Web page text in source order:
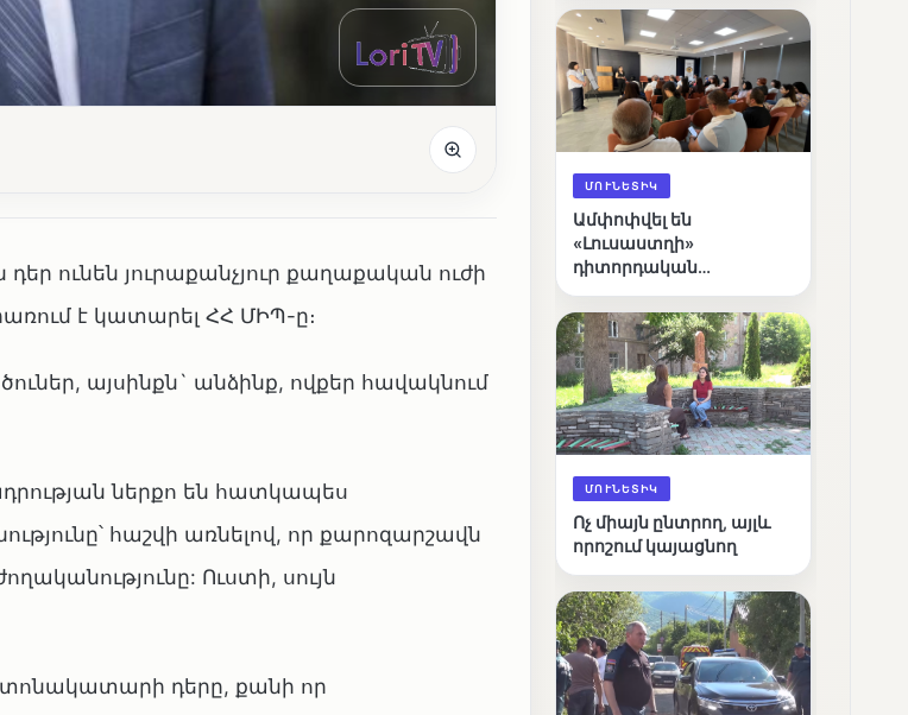
ունեն յուրաքանչյուր քաղաքական ուժի
է կատարել ՀՀ ՄԻՊ-ը։
այսինքն` անձինք, ովքեր հավակնում
ներքո են հատկապես
հաշվի առնելով, որ քարոզարշավն
Ուստի, սույն
դերը, քանի որ
ճանապարհը
ՄՈՒՆԵՏԻԿ
Ամփոփվել են
«Լուսաստղի»
դիտորդական
արդյունքները
ՄՈՒՆԵՏԻԿ
Ոչ միայն ընտրող, այլև
որոշում կայացնող